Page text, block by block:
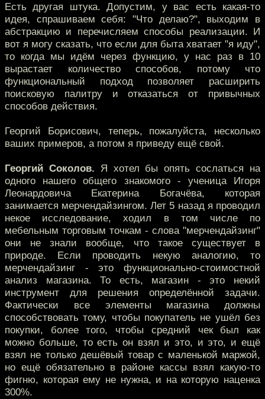
Есть другая штука. Допустим, у вас есть какая-то
идея, спрашиваем себя: "Что делаю?", выходим в
абстракцию и перечисляем способы реализации. И
вот я могу сказать, что если для быта хватает "я иду",
то когда мы идём через функцию, у нас раз в 10
вырастает количество способов, потому что
функциональный подход позволяет расширить
поисковую палитру и отказаться от привычных
способов действия.
Георгий Борисович, теперь, пожалуйста, несколько
ваших примеров, а потом я приведу ещё свой.
Георгий Соколов. Я хотел бы опять сослаться на
одного нашего общего знакомого - ученица Игоря
Леонардовича Екатерина Богачёва, которая
занимается мерчендайзингом. Лет 5 назад я проводил
некое исследование, ходил в том числе по
мебельным торговым точкам - слова "мерчендайзинг"
они не знали вообще, что такое существует в
природе. Если проводить некую аналогию, то
мерчендайзинг - это функционально-стоимостной
анализ магазина. То есть, магазин - это некий
инструмент для решения определённой задачи.
Фактически все элементы магазина должны
способствовать тому, чтобы покупатель не ушёл без
покупки, более того, чтобы средний чек был как
можно больше, то есть он взял и это, и это, и ещё
взял не только дешёвый товар с маленькой маржой,
но ещё обязательно в районе кассы взял какую-то
фигню, которая ему не нужна, и на которую наценка
300%.